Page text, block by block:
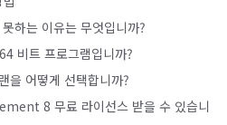
하는 이유는 무엇입니까?
비트 프로그램입니까?
을 어떻게 선택합니까?
8 무료 라이선스 받을 수 있습니